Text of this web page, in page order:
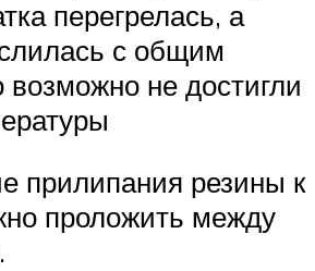
перегрелась, а
с общим
возможно не достигли
прилипания резины к
проложить между